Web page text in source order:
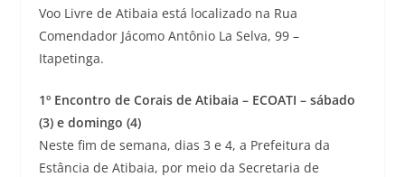
Voo Livre de Atibaia está localizado na Rua
Comendador Jácomo Antônio La Selva, 99 –
Itapetinga.
1º Encontro de Corais de Atibaia – ECOATI – sábado
(3) e domingo (4)
Neste fim de semana, dias 3 e 4, a Prefeitura da
Estância de Atibaia, por meio da Secretaria de